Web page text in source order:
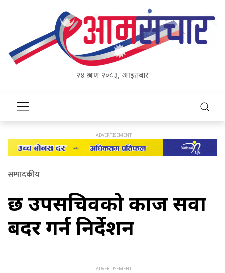
२४ श्रावण २०८३, आइतबार
सम्पादकीय
छ उपसचिवको काज सरुवा
बदर गर्न निर्देशन